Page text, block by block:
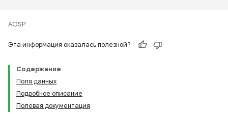
AOSP
Эта информация оказалась полезной?
Содержание
Поля данных
Подробное описание
Полевая документация